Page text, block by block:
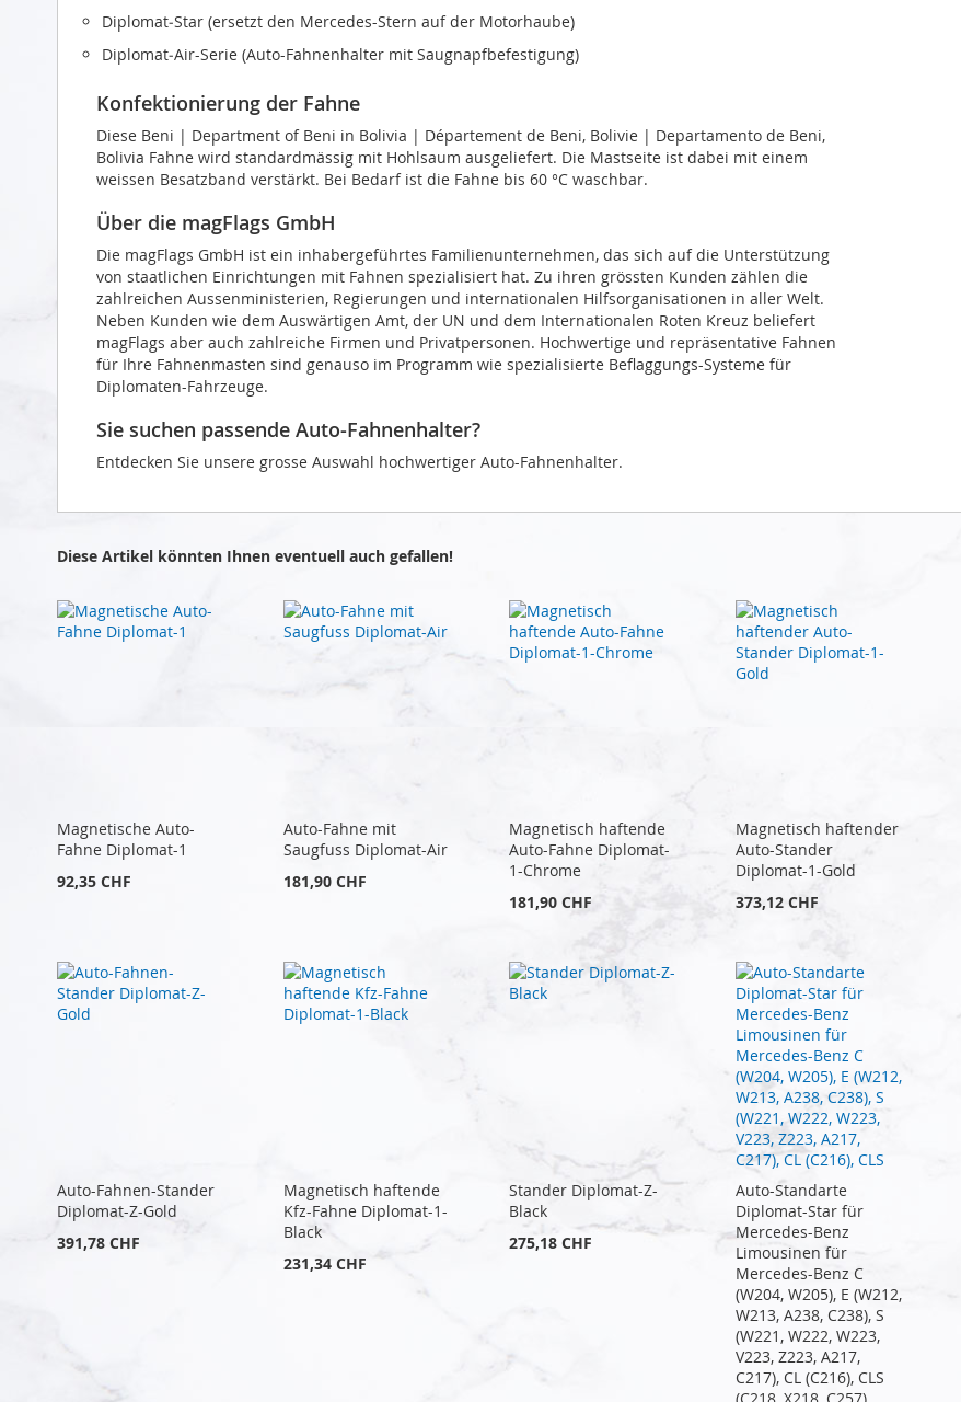
Diplomat‑Star (ersetzt den Mercedes-Stern auf der Motorhaube)
Diplomat‑Air-Serie (Auto-Fahnenhalter mit Saugnapfbefestigung)
Konfektionierung der Fahne
Diese Beni | Department of Beni in Bolivia | Département de Beni, Bolivie | Departamento de Beni,
Bolivia Fahne wird standardmässig mit Hohlsaum ausgeliefert. Die Mastseite ist dabei mit einem
weissen Besatzband verstärkt. Bei Bedarf ist die Fahne bis 60 °C waschbar.
Über die magFlags GmbH
Die magFlags GmbH ist ein inhabergeführtes Familienunternehmen, das sich auf die Unterstützung
von staatlichen Einrichtungen mit Fahnen spezialisiert hat. Zu ihren grössten Kunden zählen die
zahlreichen Aussenministerien, Regierungen und internationalen Hilfsorganisationen in aller Welt.
Neben Kunden wie dem Auswärtigen Amt, der UN und dem Internationalen Roten Kreuz beliefert
magFlags aber auch zahlreiche Firmen und Privatpersonen. Hochwertige und repräsentative Fahnen
für Ihre Fahnenmasten sind genauso im Programm wie spezialisierte Beflaggungs-Systeme für
Diplomaten-Fahrzeuge.
Sie suchen passende Auto-Fahnenhalter?
Entdecken Sie unsere grosse Auswahl hochwertiger Auto-Fahnenhalter.
Diese Artikel könnten Ihnen eventuell auch gefallen!
Magnetische Auto-
Fahne Diplomat-1
92,35 CHF
Auto-Fahne mit
Saugfuss Diplomat-Air
181,90 CHF
Magnetisch haftende
Auto-Fahne Diplomat-
1-Chrome
181,90 CHF
Magnetisch haftender
Auto-Stander
Diplomat-1-Gold
373,12 CHF
Auto-Fahnen-Stander
Diplomat-Z-Gold
391,78 CHF
Magnetisch haftende
Kfz-Fahne Diplomat-1-
Black
231,34 CHF
Stander Diplomat-Z-
Black
275,18 CHF
Auto-Standarte
Diplomat-Star für
Mercedes-Benz
Limousinen für
Mercedes-Benz C
(W204, W205), E (W212,
W213, A238, C238), S
(W221, W222, W223,
V223, Z223, A217,
C217), CL (C216), CLS
(C218, X218, C257),